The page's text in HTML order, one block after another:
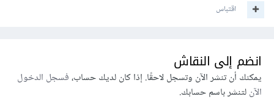
اقتباس
انضم إلى النقاش
يمكنك أن تنشر الآن وتسجل لاحقًا. إذا كان لديك حساب،فسجل الدخول
الآنلتنشر باسم حسابك.